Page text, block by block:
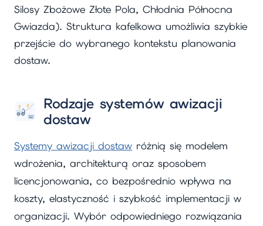
Silosy Zbożowe Złote Pola, Chłodnia Północna
Gwiazda). Struktura kafelkowa umożliwia szybkie
przejście do wybranego kontekstu planowania
dostaw.
Rodzaje systemów awizacji
dostaw
Systemy awizacji dostaw różnią się modelem
wdrożenia, architekturą oraz sposobem
licencjonowania, co bezpośrednio wpływa na
koszty, elastyczność i szybkość implementacji w
organizacji. Wybór odpowiedniego rozwiązania